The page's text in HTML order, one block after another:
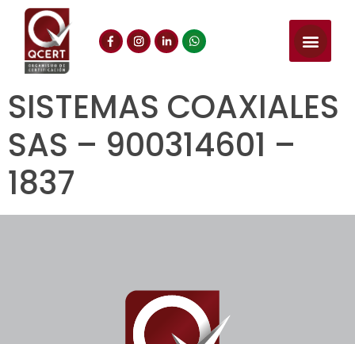
SISTEMAS COAXIALES
SAS – 900314601 –
1837